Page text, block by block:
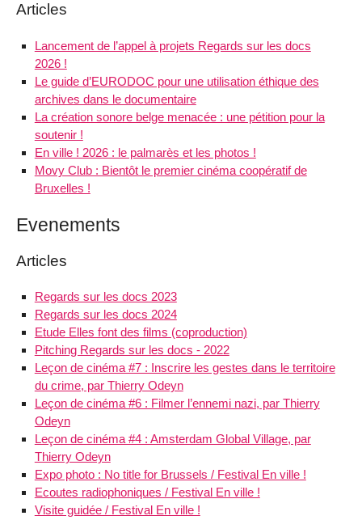
Articles
Lancement de l’appel à projets Regards sur les docs
2026 !
Le guide d’EURODOC pour une utilisation éthique des
archives dans le documentaire
La création sonore belge menacée : une pétition pour la
soutenir !
En ville ! 2026 : le palmarès et les photos !
Movy Club : Bientôt le premier cinéma coopératif de
Bruxelles !
Evenements
Articles
Regards sur les docs 2023
Regards sur les docs 2024
Etude Elles font des films (coproduction)
Pitching Regards sur les docs - 2022
Leçon de cinéma #7 : Inscrire les gestes dans le territoire
du crime, par Thierry Odeyn
Leçon de cinéma #6 : Filmer l’ennemi nazi, par Thierry
Odeyn
Leçon de cinéma #4 : Amsterdam Global Village, par
Thierry Odeyn
Expo photo : No title for Brussels / Festival En ville !
Ecoutes radiophoniques / Festival En ville !
Visite guidée / Festival En ville !